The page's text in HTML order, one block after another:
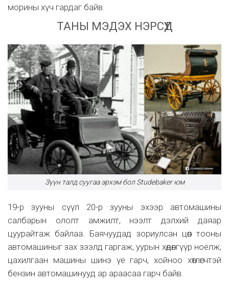
морины хүч гардаг байв.
ТАНЫ МЭДЭХ НЭРСҮҮД
Зүүн талд суугаа эрхэм бол Studebaker юм
19-р зууны сүүл 20-р зууны эхээр автомашины
салбарын ололт амжилт, нээлт дэлхий даяар
цуурайтаж байлаа. Баячуудад зориулсан цөөн тооны
автомашиныг зах зээлд гаргаж, уурын хөдөлгүүр ноёлж,
цахилгаан машины шинэ үе гарч, хойноо хөтлөгчтэй
бензин автомашинууд ар араасаа гарч байв.